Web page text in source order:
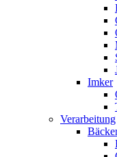
Imker
Verarbeitung